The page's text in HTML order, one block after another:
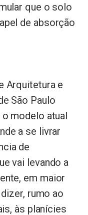
que o solo
de absorção
Arquitetura e
São Paulo
modelo atual
a se livrar
de
vai levando a
em maior
rumo ao
às planícies